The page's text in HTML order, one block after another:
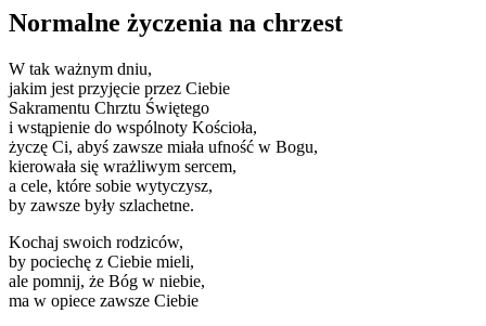
Normalne życzenia na chrzest
W tak ważnym dniu,
jakim jest przyjęcie przez Ciebie
Sakramentu Chrztu Świętego
i wstąpienie do wspólnoty Kościoła,
życzę Ci, abyś zawsze miała ufność w Bogu,
kierowała się wrażliwym sercem,
a cele, które sobie wytyczysz,
by zawsze były szlachetne.
Kochaj swoich rodziców,
by pociechę z Ciebie mieli,
ale pomnij, że Bóg w niebie,
ma w opiece zawsze Ciebie